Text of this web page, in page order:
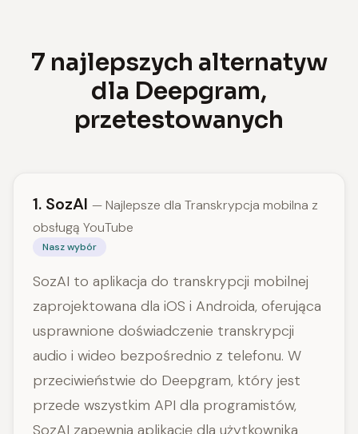
7 najlepszych alternatyw
dla Deepgram,
przetestowanych
1. SozAI — Najlepsze dla Transkrypcja mobilna z
obsługą YouTube
Nasz wybór
SozAI to aplikacja do transkrypcji mobilnej
zaprojektowana dla iOS i Androida, oferująca
usprawnione doświadczenie transkrypcji
audio i wideo bezpośrednio z telefonu. W
przeciwieństwie do Deepgram, który jest
przede wszystkim API dla programistów,
SozAI zapewnia aplikację dla użytkownika